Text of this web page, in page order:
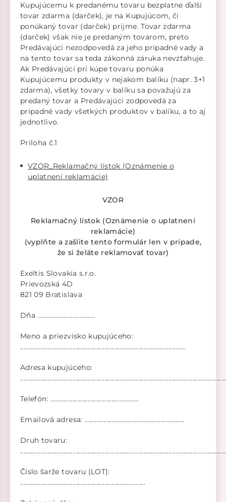
Kupujúcemu k predanému tovaru bezplatne ďalší
tovar zdarma (darček), je na Kupujúcom, či
ponúkaný tovar (darček) prijme. Tovar zdarma
(darček) však nie je predaným tovarom, preto
Predávajúci nezodpovedá za jeho prípadné vady a
na tento tovar sa teda zákonná záruka nevzťahuje.
Ak Predávajúci pri kúpe tovaru ponúka
Kupujúcemu produkty v nejakom balíku (napr. 3+1
zdarma), všetky tovary v balíku sa považujú za
predaný tovar a Predávajúci zodpovedá za
prípadné vady všetkých produktov v balíku, a to aj
jednotlivo.
Príloha č.1
VZOR_Reklamačný lístok (Oznámenie o
uplatnení reklamácie)
VZOR
Reklamačný lístok (Oznámenie o uplatnení
reklamácie)
(vyplňte a zašlite tento formulár len v prípade,
že si želáte reklamovať tovar)
Exeltis Slovakia s.r.o.
Prievozská 4D
821 09 Bratislava
Dňa ..................................
Meno a priezvisko kupujúceho:
..................................................................................................
Adresa kupujúceho:
..........................................................................................................................
Telefón: ....................................................
Emailová adresa: ...........................................................
Druh tovaru:
Číslo šarže tovaru (LOT):
..........................................................................